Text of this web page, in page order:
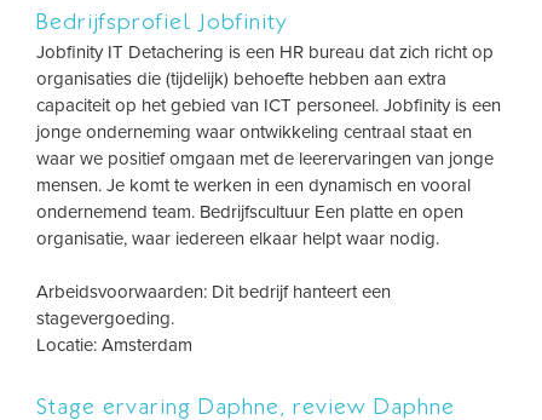
Bedrijfsprofiel Jobfinity
Jobfinity IT Detachering is een HR bureau dat zich richt op
organisaties die (tijdelijk) behoefte hebben aan extra
capaciteit op het gebied van ICT personeel. Jobfinity is een
jonge onderneming waar ontwikkeling centraal staat en
waar we positief omgaan met de leerervaringen van jonge
mensen. Je komt te werken in een dynamisch en vooral
ondernemend team. Bedrijfscultuur Een platte en open
organisatie, waar iedereen elkaar helpt waar nodig.
Arbeidsvoorwaarden: Dit bedrijf hanteert een
stagevergoeding.
Locatie: Amsterdam
Stage ervaring Daphne, review Daphne